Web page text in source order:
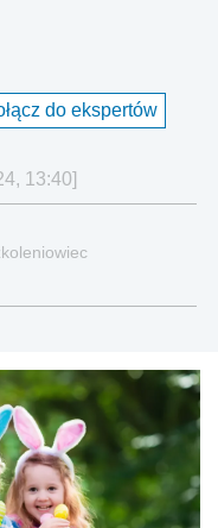
do ekspertów
13:40]